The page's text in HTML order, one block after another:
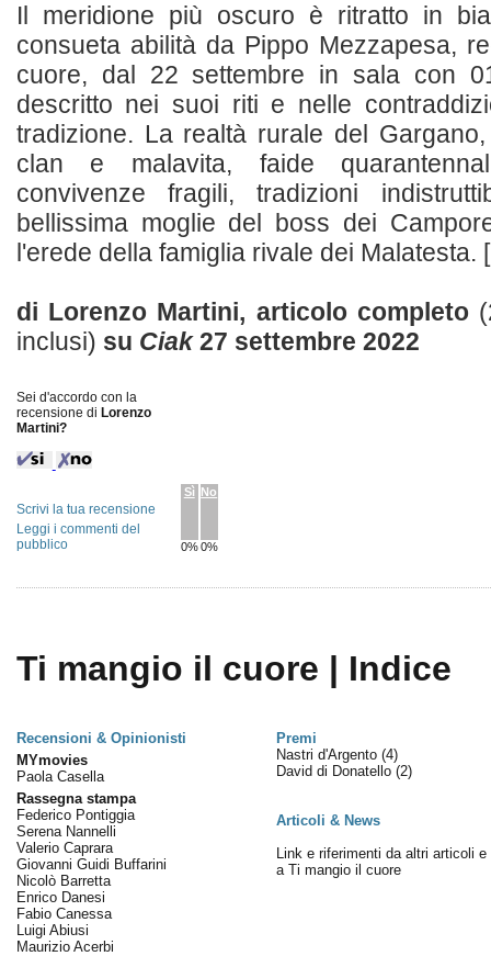
Il meridione più oscuro è ritratto in
consueta abilità da Pippo Mezzapesa,
cuore, dal 22 settembre in sala con
descritto nei suoi riti e nelle
tradizione. La realtà rurale del
clan e malavita, faide
convivenze fragili, tradizioni
bellissima moglie del boss dei
l'erede della famiglia rivale dei Malatesta.
di Lorenzo Martini, articolo completo
inclusi) su Ciak27 settembre 2022
Sei d'accordo con la
recensione di Lorenzo
Martini?
Sì
0%
No
0%
Scrivi la tua recensione
Leggi i commenti del
pubblico
Ti mangio il cuore | Indice
Recensioni & Opinionisti
Premi
MYmovies
Paola Casella
Rassegna stampa
Federico Pontiggia
Serena Nannelli
Valerio Caprara
Giovanni Guidi Buffarini
Nicolò Barretta
Enrico Danesi
Fabio Canessa
Luigi Abiusi
Maurizio Acerbi
Nastri d'Argento (4)
David di Donatello (2)
Articoli & News
Link e riferimenti da altri articoli e
a Ti mangio il cuore